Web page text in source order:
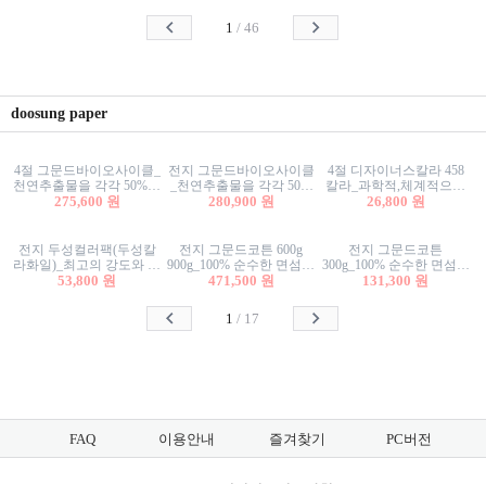
1 /46
doosung paper
4절 그문드바이오사이클_
천연추출물을 각각 50%이
상 함유한 친환경그래픽
275,600 원
전지 그문드바이오사이클
_천연추출물을 각각 50%
이상 함유한 친환경그래
280,900 원
4절 디자이너스칼라 458
칼라_과학적,체계적으로
분류된 200색을 갖춘 색지
26,800 원
전지 두성컬러팩(두성칼
라화일)_최고의 강도와 평
활성을 지닌 다양한 컬러
53,800 원
전지 그문드코튼 600g
900g_100% 순수한 면섬유
로 만든 친환경프리미엄
471,500 원
전지 그문드코튼
300g_100% 순수한 면섬유
로 만든 친환경프리미엄
131,300 원
1 / 17
FAQ 이용안내 즐겨찾기 PC버전